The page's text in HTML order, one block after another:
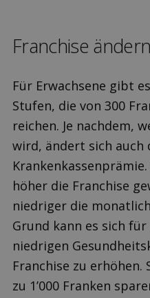
Franchise
Für Erwachsene gibt
Stufen, die von 300
reichen. Je nachdem,
wird, ändert sich auch
höher die Franchise
niedriger die
Grund kann es sich
niedrigen
Franchise zu erhöhen.
zu 1’000 Franken